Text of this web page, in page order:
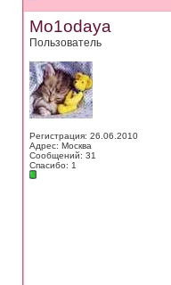
Mo1odaya
Пользователь
Регистрация: 26.06.2010
Адрес: Москва
Сообщений: 31
Спасибо: 1